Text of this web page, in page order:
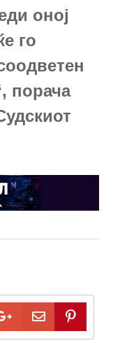
оној
го
порача